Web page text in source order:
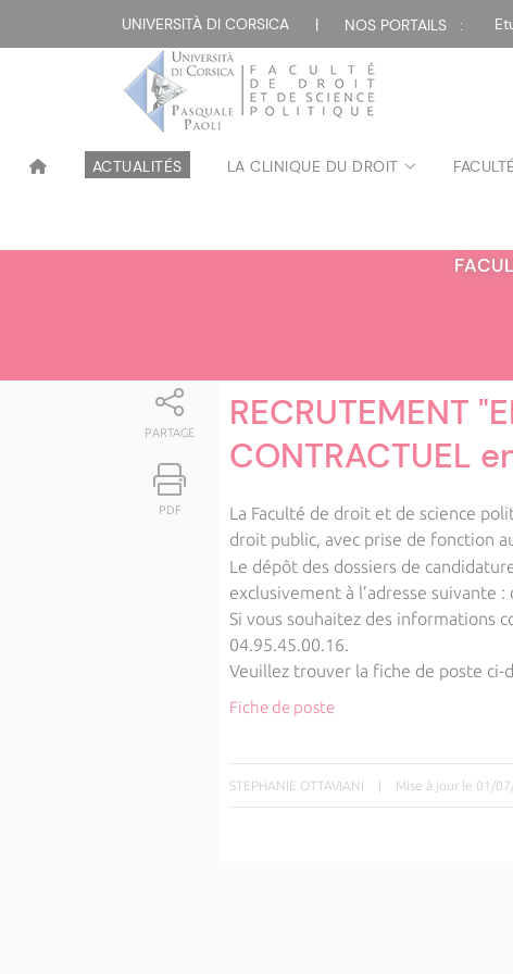
UNIVERSITÀ DI CORSICA | NOS PORTAILS :
ACTUALITÉS LA CLINIQUE DU DROIT
PARTAGE
PDF
RECRUTEMENT
CONTRACTUEL
La Faculté de droit et de science
droit public, avec prise de fonction
Le dépôt des dossiers de
exclusivement à l’adresse suivante :
Si vous souhaitez des informations
04.95.45.00.16.
Veuillez trouver la fiche de poste ci-
Fiche de poste
STEPHANIE OTTAVIANI | Mise à jour le 01/